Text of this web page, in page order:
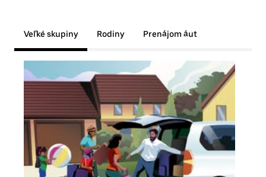
Veľké skupiny Rodiny Prenájom áut